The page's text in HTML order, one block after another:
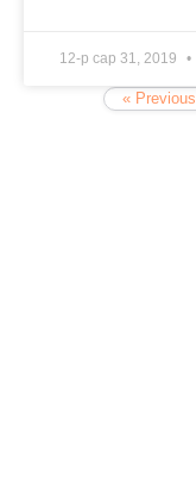
12-р сар 31, 2019
« Previous